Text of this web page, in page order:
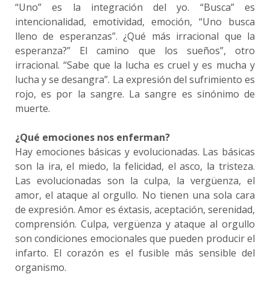
“Uno” es la integración del yo. “Busca” es
intencionalidad, emotividad, emoción, “Uno busca
lleno de esperanzas”. ¿Qué más irracional que la
esperanza?” El camino que los sueños”, otro
irracional. “Sabe que la lucha es cruel y es mucha y
lucha y se desangra”. La expresión del sufrimiento es
rojo, es por la sangre. La sangre es sinónimo de
muerte.
¿Qué emociones nos enferman?
Hay emociones básicas y evolucionadas. Las básicas
son la ira, el miedo, la felicidad, el asco, la tristeza.
Las evolucionadas son la culpa, la vergüenza, el
amor, el ataque al orgullo. No tienen una sola cara
de expresión. Amor es éxtasis, aceptación, serenidad,
comprensión. Culpa, vergüenza y ataque al orgullo
son condiciones emocionales que pueden producir el
infarto. El corazón es el fusible más sensible del
organismo.